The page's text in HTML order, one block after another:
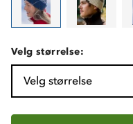
Velg størrelse:
Velg størrelse